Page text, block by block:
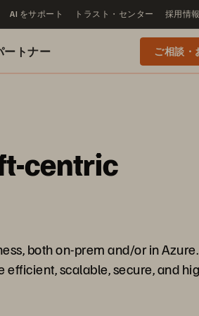
AI をサポート トラスト・センター 採用情報
ートナー ご相談・
centric
both on-prem and/or in
scalable, secure, and